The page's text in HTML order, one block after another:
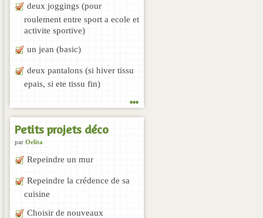
deux joggings (pour
roulement entre sport a ecole et
activite sportive)
un jean (basic)
deux pantalons (si hiver tissu
epais, si ete tissu fin)
...
Petits projets déco
par Oelita
Repeindre un mur
Repeindre la crédence de sa
cuisine
Choisir de nouveaux